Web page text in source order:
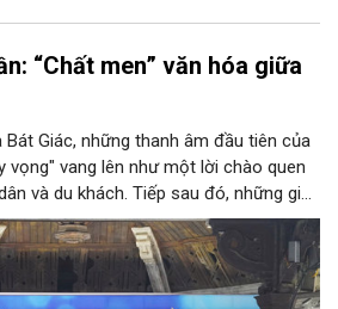
“Chất men” văn hóa giữa
Giác, những thanh âm đầu tiên của
vọng" vang lên như một lời chào quen
và du khách. Tiếp sau đó, những giai
giới lần lượt cất lên qua phần biểu
Minh và các nghệ sĩ Bình Minh Jazz
âm nhạc giàu cảm xúc ngay giữa